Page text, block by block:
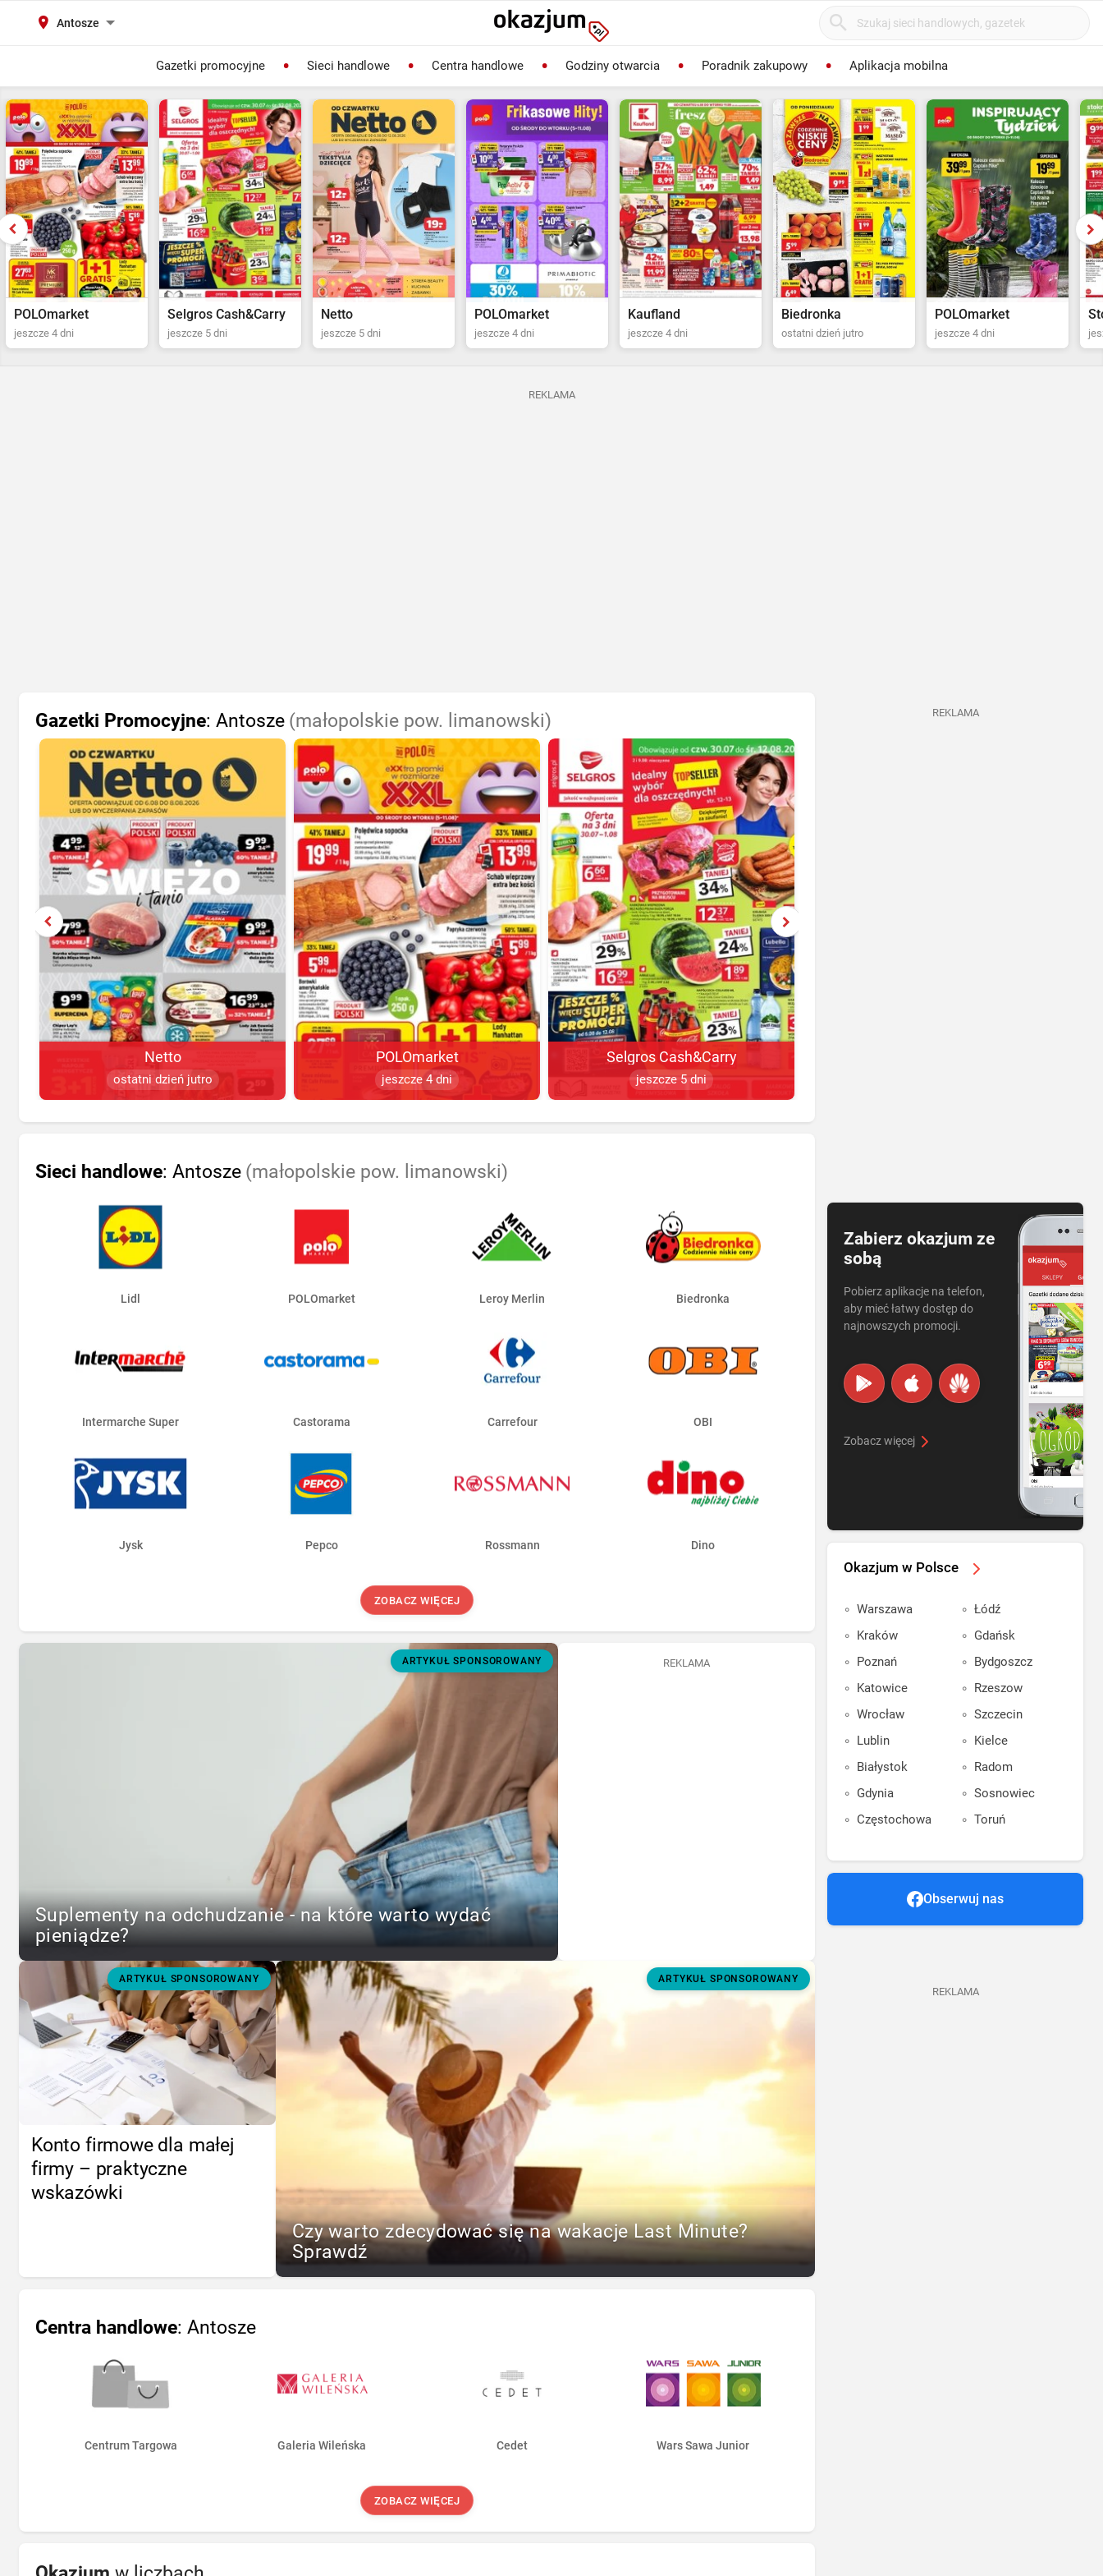
Antosze
Gazetki promocyjne Sieci handlowe Centra handlowe Godziny otwarcia Poradnik zakupowy Aplikacja mobilna
Selgros Cash&Carry
jeszcze 5 dni
Netto
jeszcze 5 dni
POLOmarket
jeszcze 4 dni
Kaufland
jeszcze 4 dni
Biedronka
ostatni dzień jutro
POLOmarket
jeszcze 4 dni jeszcze 5 dni
REKLAMA
Gazetki Promocyjne: Antosze (małopolskie pow. limanowski)
Netto
ostatni dzień jutro
POLOmarket
jeszcze 4 dni
Selgros Cash&Carry
jeszcze 5 dni
Sieci handlowe: Antosze (małopolskie pow. limanowski)
Lidl POLOmarket Leroy Merlin Biedronka
Intermarche Super Castorama Carrefour OBI
Jysk Pepco Rossmann Dino
ZOBACZ WIĘCEJ
ARTYKUŁ SPONSOROWANY
Suplementy na odchudzanie - na które warto wydać
pieniądze?
REKLAMA
ARTYKUŁ SPONSOROWANY
Konto firmowe dla małej
firmy – praktyczne
wskazówki
ARTYKUŁ SPONSOROWANY
Czy warto zdecydować się na wakacje Last Minute?
Sprawdź
Centra handlowe: Antosze
Centrum Targowa Galeria Wileńska Cedet Wars Sawa Junior
ZOBACZ WIĘCEJ
REKLAMA
Zabierz okazjum ze
sobą
Pobierz aplikacje na telefon,
aby mieć łatwy dostęp do
najnowszych promocji.
Zobacz więcej
Okazjum w Polsce
Warszawa
Kraków
Poznań
Katowice
Wrocław
Lublin
Białystok
Gdynia
Częstochowa
Łódź
Gdańsk
Bydgoszcz
Rzeszow
Szczecin
Kielce
Radom
Sosnowiec
Toruń
Obserwuj nas
REKLAMA